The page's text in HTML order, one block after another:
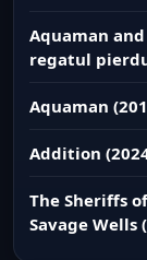
Aquaman
regatul
Aquaman
Addition
The Sheriffs
Savage Wells